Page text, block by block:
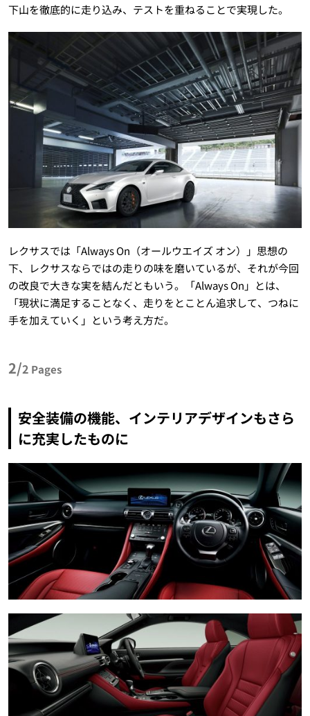
下山を徹底的に走り込み、テストを重ねることで実現した。
レクサスでは「Always On（オールウエイズ オン）」思想の
下、レクサスならではの走りの味を磨いているが、それが今回
の改良で大きな実を結んだともいう。「Always On」とは、
「現状に満足することなく、走りをとことん追求して、つねに
手を加えていく」という考え方だ。
2/2 Pages
安全装備の機能、インテリアデザインもさら
に充実したものに